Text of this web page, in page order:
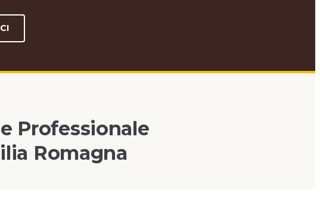
Professionale
Romagna